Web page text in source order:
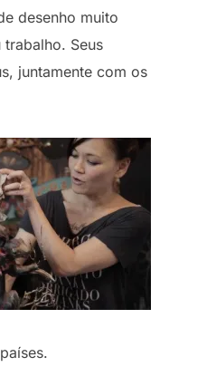
desenho muito
Seus
juntamente com os